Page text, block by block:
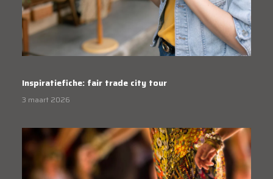
Inspiratiefiche: fair trade city tour
3 maart 2026